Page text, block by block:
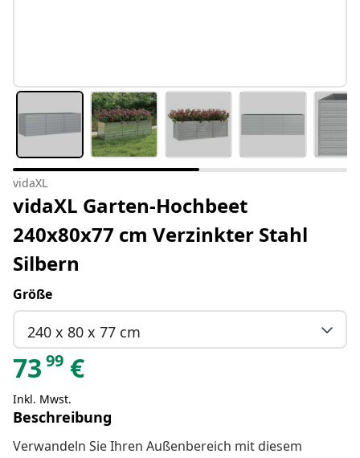
vidaXL
vidaXL Garten-Hochbeet
240x80x77 cm Verzinkter Stahl
Silbern
Größe
240 x 80 x 77 cm
73 99 €
Inkl. Mwst.
Beschreibung
Verwandeln Sie Ihren Außenbereich mit diesem